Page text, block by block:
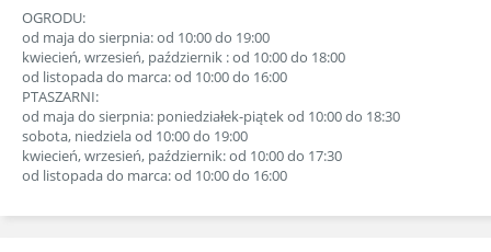
OGRODU:
od maja do sierpnia: od 10:00 do 19:00
kwiecień, wrzesień, październik : od 10:00 do 18:00
od listopada do marca: od 10:00 do 16:00
PTASZARNI:
od maja do sierpnia: poniedziałek-piątek od 10:00 do 18:30
sobota, niedziela od 10:00 do 19:00
kwiecień, wrzesień, październik: od 10:00 do 17:30
od listopada do marca: od 10:00 do 16:00